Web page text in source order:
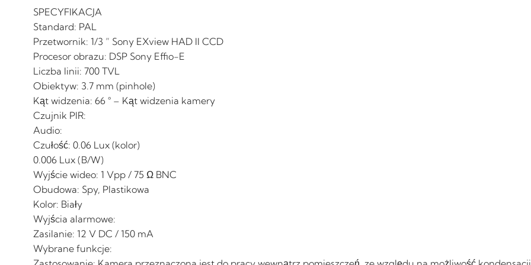
SPECYFIKACJA
Standard: PAL
Przetwornik: 1/3 ” Sony EXview HAD II CCD
Procesor obrazu: DSP Sony Effio-E
Liczba linii: 700 TVL
Obiektyw: 3.7 mm (pinhole)
Kąt widzenia: 66 ° – Kąt widzenia kamery
Czujnik PIR:
Audio:
Czułość: 0.06 Lux (kolor)
0.006 Lux (B/W)
Wyjście wideo: 1 Vpp / 75 Ω BNC
Obudowa: Spy, Plastikowa
Kolor: Biały
Wyjścia alarmowe:
Zasilanie: 12 V DC / 150 mA
Wybrane funkcje: